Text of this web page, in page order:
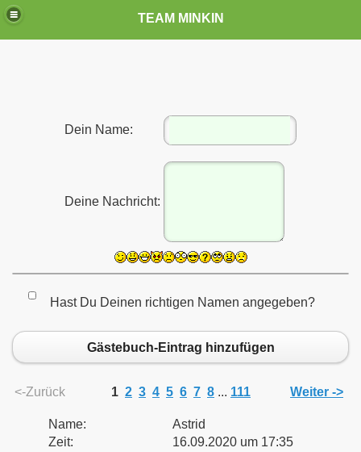
TEAM MINKIN
Dein Name:
Deine Nachricht:
Hast Du Deinen richtigen Namen angegeben?
Gästebuch-Eintrag hinzufügen
<-Zurück 1 2 3 4 5 6 7 8 ... 111 Weiter ->
Name:
Astrid
Zeit:
16.09.2020 um 17:35